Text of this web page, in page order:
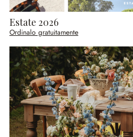
Estate 2026
Ordinalo gratuitamente